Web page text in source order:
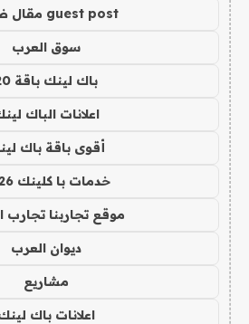
guest post مقال ضيف
سوق العرب
باك لينك باقة 20
اعلانات الباك
أقوى باقة باك
خدمات با كلينك 2026
موقع تجاربنا تجارب
ديوان العرب
مشاريع
اعلانات باك